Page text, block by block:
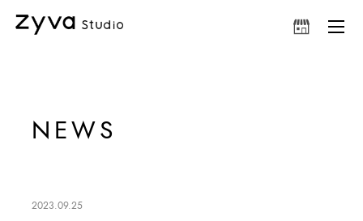
NEWS
2023.09.25